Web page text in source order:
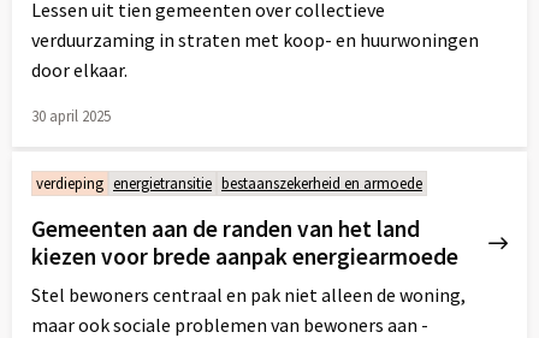
Lessen uit tien gemeenten over collectieve
verduurzaming in straten met koop- en huurwoningen
door elkaar.
30 april 2025
meer
over
verdieping energietransitie bestaanszekerheid en armoede
Gemeenten aan de randen van het land
kiezen voor brede aanpak energiearmoede
Stel bewoners centraal en pak niet alleen de woning,
maar ook sociale problemen van bewoners aan -